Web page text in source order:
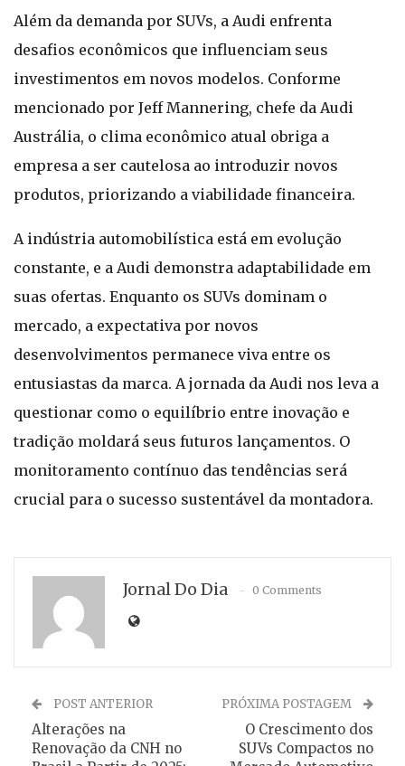
Além da demanda por SUVs, a Audi enfrenta
desafios econômicos que influenciam seus
investimentos em novos modelos. Conforme
mencionado por Jeff Mannering, chefe da Audi
Austrália, o clima econômico atual obriga a
empresa a ser cautelosa ao introduzir novos
produtos, priorizando a viabilidade financeira.
A indústria automobilística está em evolução
constante, e a Audi demonstra adaptabilidade em
suas ofertas. Enquanto os SUVs dominam o
mercado, a expectativa por novos
desenvolvimentos permanece viva entre os
entusiastas da marca. A jornada da Audi nos leva a
questionar como o equilíbrio entre inovação e
tradição moldará seus futuros lançamentos. O
monitoramento contínuo das tendências será
crucial para o sucesso sustentável da montadora.
Jornal Do Dia 0 Comments
POST ANTERIOR
Alterações na
Renovação da CNH no
PRÓXIMA POSTAGEM
O Crescimento dos
SUVs Compactos no